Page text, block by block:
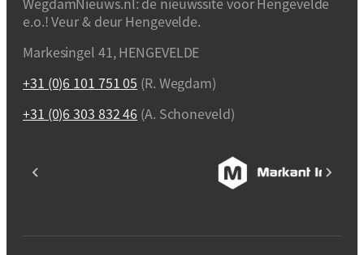
e.o.! Veur & deur Hengevelde.
Markesingel 41, HENGEVELDE
+31 (0)6 101 751 05 (R. Wegdam)
+31 (0)6 303 832 46 (A. Schoneveld)